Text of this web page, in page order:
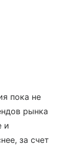
пока не
рынка
и
за счет